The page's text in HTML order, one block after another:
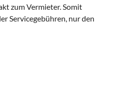
zum Vermieter. Somit
Servicegebühren, nur den